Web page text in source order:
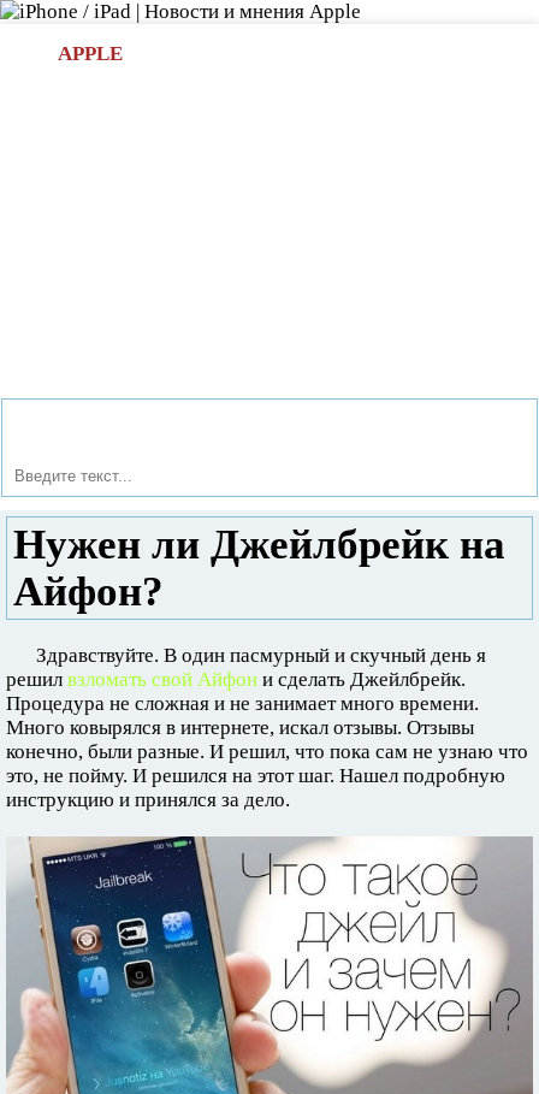
APPLE
Нужен ли Джейлбрейк на
Айфон?
Здравствуйте. В один пасмурный и скучный день я
решил взломать свой Айфон и сделать Джейлбрейк.
Процедура не сложная и не занимает много времени.
Много ковырялся в интернете, искал отзывы. Отзывы
конечно, были разные. И решил, что пока сам не узнаю что
это, не пойму. И решился на этот шаг. Нашел подробную
инструкцию и принялся за дело.